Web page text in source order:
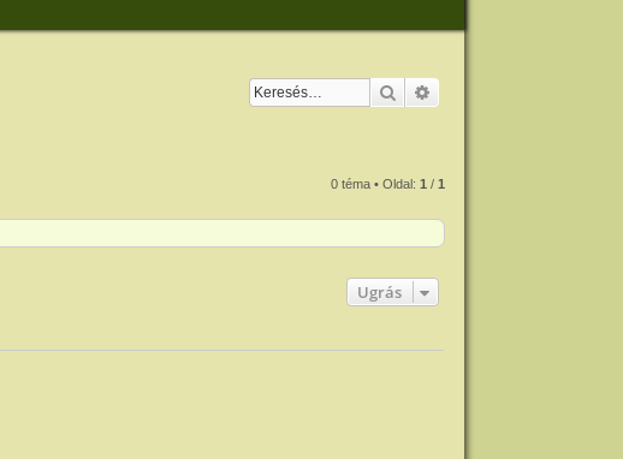
Keresés
0 téma • Oldal:1 /1
Ugrás